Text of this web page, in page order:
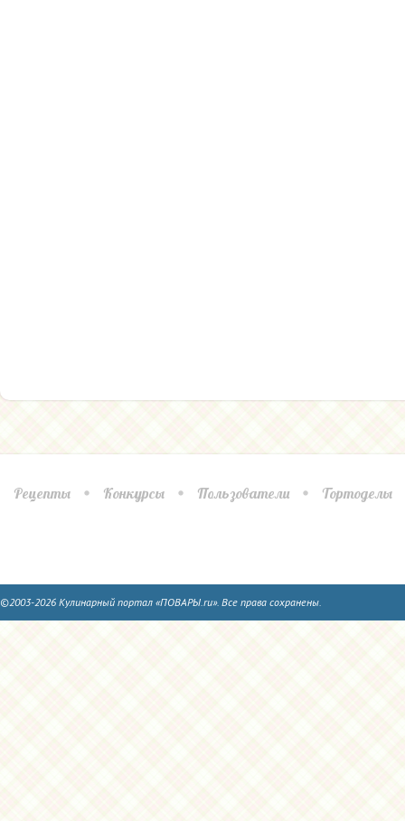
Рецепты Конкурсы Пользователи Тортоделы
©2003-2026 Кулинарный портал «ПОВАРЫ.ru». Все права сохранены.